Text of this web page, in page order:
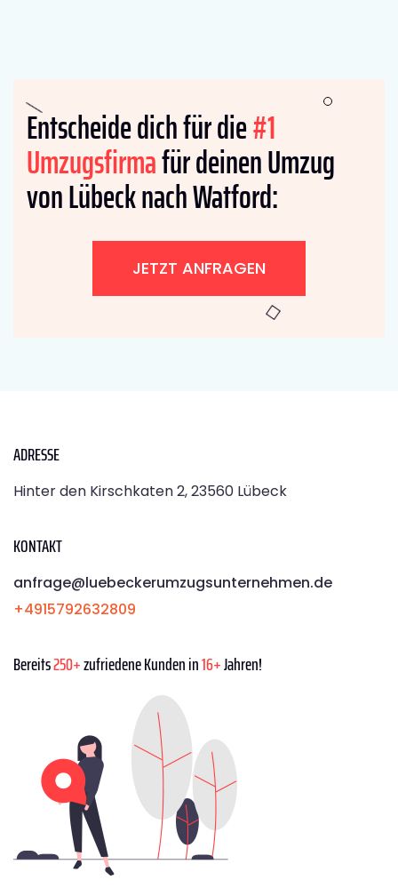
Entscheide dich für die#1
Umzugsfirmafür deinen Umzug
von Lübeck nach Watford:
JETZT ANFRAGEN
ADRESSE
Hinter den Kirschkaten 2, 23560 Lübeck
KONTAKT
anfrage@luebeckerumzugsunternehmen.de
+4915792632809
Bereits250+zufriedene Kunden in16+Jahren!